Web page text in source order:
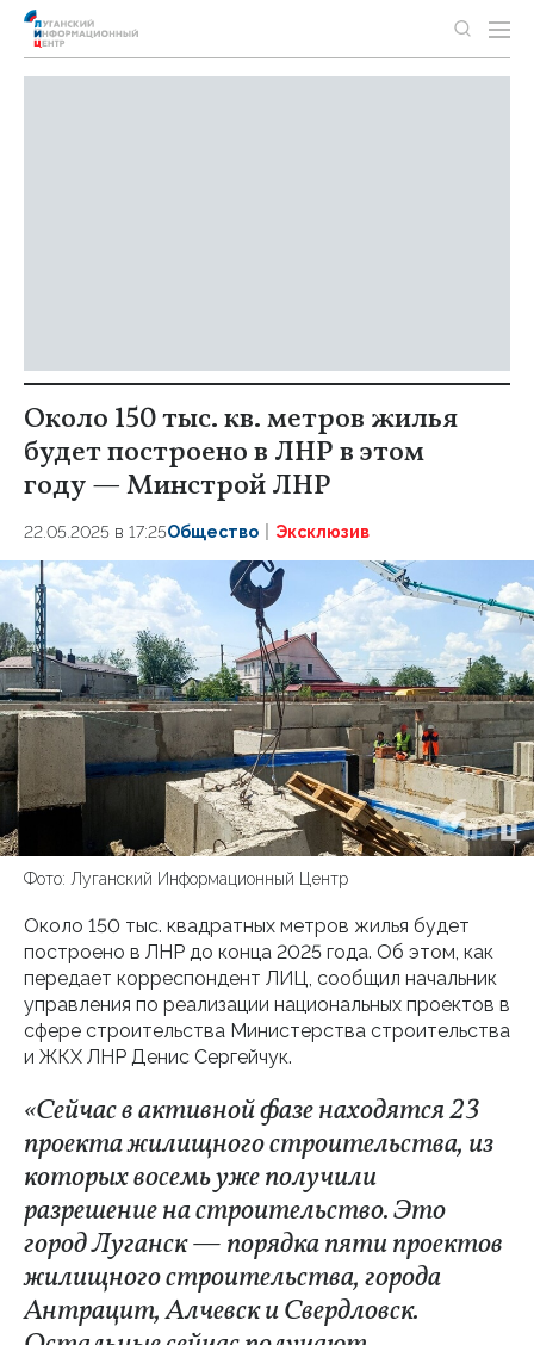
Около 150 тыс. кв. метров жилья
будет построено в ЛНР в этом
году — Минстрой ЛНР
22.05.2025 в 17:25Общество Эксклюзив
Фото: Луганский Информационный Центр
Около 150 тыс. квадратных метров жилья будет
построено в ЛНР до конца 2025 года. Об этом, как
передает корреспондент ЛИЦ, сообщил начальник
управления по реализации национальных проектов в
сфере строительства Министерства строительства
и ЖКХ ЛНР Денис Сергейчук.
«Сейчас в активной фазе находятся 23
проекта жилищного строительства, из
которых восемь уже получили
разрешение на строительство. Это
город Луганск — порядка пяти проектов
жилищного строительства, города
Антрацит, Алчевск и Свердловск.